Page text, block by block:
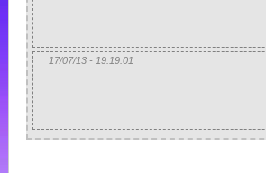
19:19:01 - 17/07/13